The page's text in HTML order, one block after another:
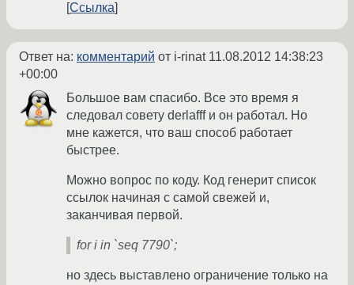
Ссылка
Ответ на: комментарий от i-rinat 11.08.2012 14:38:23
+00:00
Большое вам спасибо. Все это время я
следовал совету derlafff и он работал. Но
мне кажется, что ваш способ работает
быстрее.
Можно вопрос по коду. Код генерит список
ссылок начиная с самой свежей и,
заканчивая первой.
for i in `seq 7790`;
но здесь выставлено ограничение только на